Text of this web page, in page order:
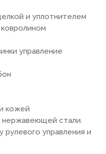
и уплотнителем
управление
кожей
нержавеющей стали.
рулевого управления и